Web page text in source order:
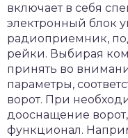
включает в себя
электронный блок
радиоприемник,
рейки. Выбирая
принять во
параметры,
ворот. При
дооснащение
функционал.